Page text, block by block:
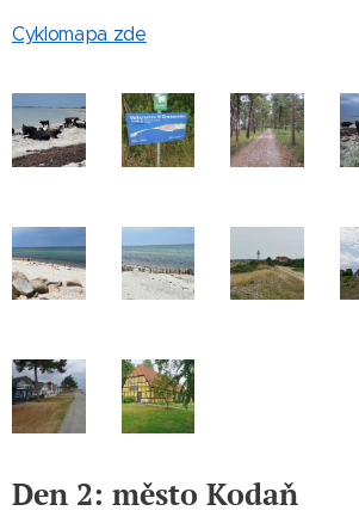
Cyklomapa zde
Den 2: město Kodaň